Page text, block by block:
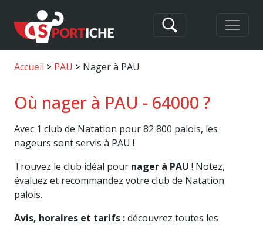
Accueil PAU Nager à PAU
Où nager à PAU - 64000 ?
Avec 1 club de Natation pour 82 800 palois, les
nageurs sont servis à PAU !
Trouvez le club idéal pour nager à PAU ! Notez,
évaluez et recommandez votre club de Natation
palois.
Avis, horaires et tarifs :découvrez toutes les